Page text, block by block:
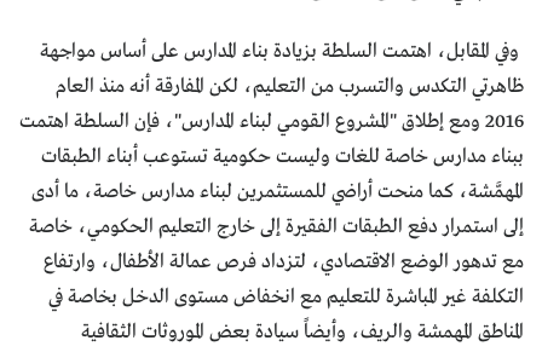
وفي المقابل، اهتمت السلطة بزيادة بناء المدارس على أساس مواجهة
ظاهرتي التكدس والتسرب من التعليم، لكن المفارقة أنه منذ العام
2016 ومع إطلاق "المشروع القومي لبناء المدارس"، فإن السلطة اهتمت
ببناء مدارس خاصة للغات وليست حكومية تستوعب أبناء الطبقات
المهمَّشة، كما منحت أراضي للمستثمرين لبناء مدارس خاصة، ما أدى
إلى استمرار دفع الطبقات الفقيرة إلى خارج التعليم الحكومي، خاصة
مع تدهور الوضع الاقتصادي، لتزداد فرص عمالة الأطفال، وارتفاع
التكلفة غير المباشرة للتعليم مع انخفاض مستوى الدخل بخاصة في
المناطق المهمشة والريف، وأيضاً سيادة بعض الموروثات الثقافية